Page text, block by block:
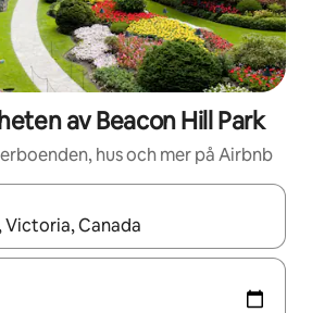
av Beacon Hill Park
hus och mer på Airbnb
kan du navigera med upp- och